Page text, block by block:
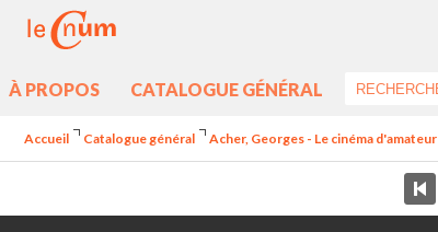
À PROPOS CATALOGUE GÉNÉRAL
Accueil Catalogue général Acher, Georges - Le cinéma d'amateur